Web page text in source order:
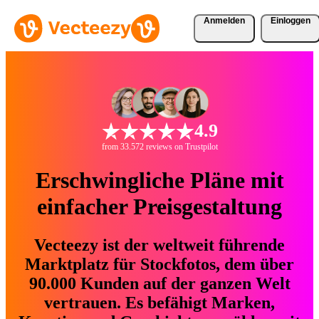
Anmelden Einloggen
4.9
from 33.572 reviews on Trustpilot
Erschwingliche Pläne mit
einfacher Preisgestaltung
Vecteezy ist der weltweit führende
Marktplatz für Stockfotos, dem über
90.000 Kunden auf der ganzen Welt
vertrauen. Es befähigt Marken,